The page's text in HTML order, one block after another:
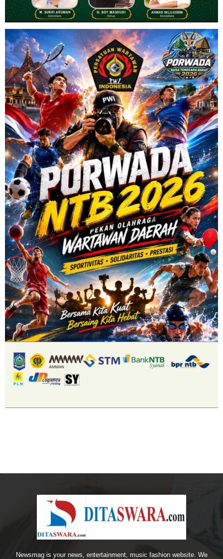
Newsmag is your news, entertainment, music fashion website. We